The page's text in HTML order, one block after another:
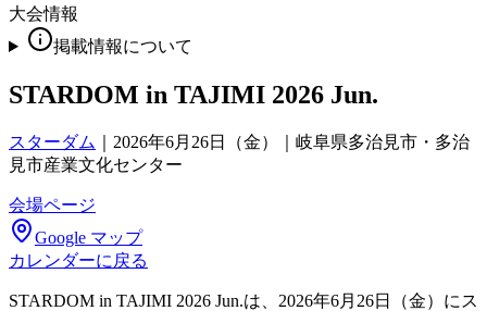
大会情報
掲載情報について
STARDOM in TAJIMI 2026 Jun.
スターダム
2026年6月26日（金）｜岐阜県多治見市・多治
見市産業文化センター
会場ページ
Google マップ
カレンダーに戻る
STARDOM in TAJIMI 2026 Jun.は、2026年6月26日（金）にス